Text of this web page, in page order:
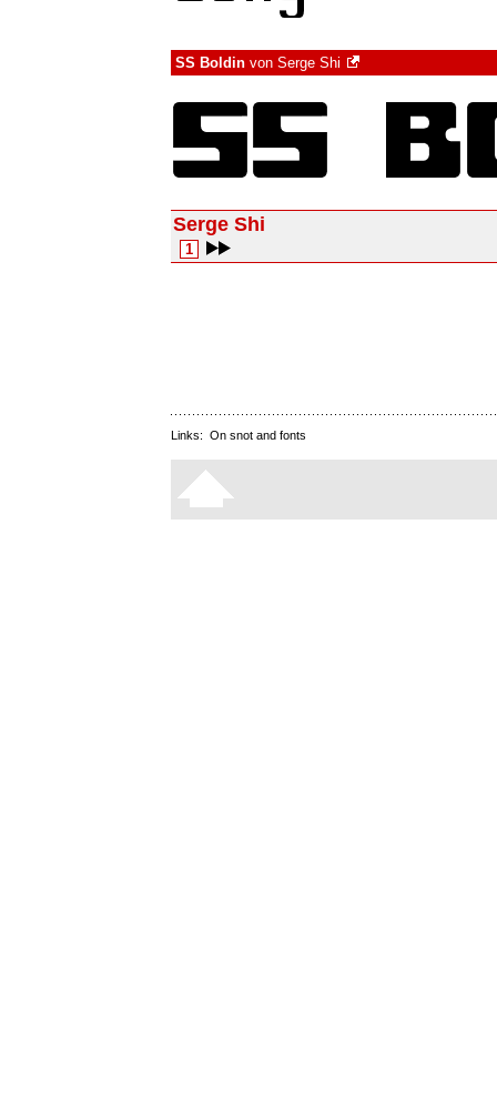
SS Boldin von Serge Shi
Serge Shi
1
Links: On snot and fonts